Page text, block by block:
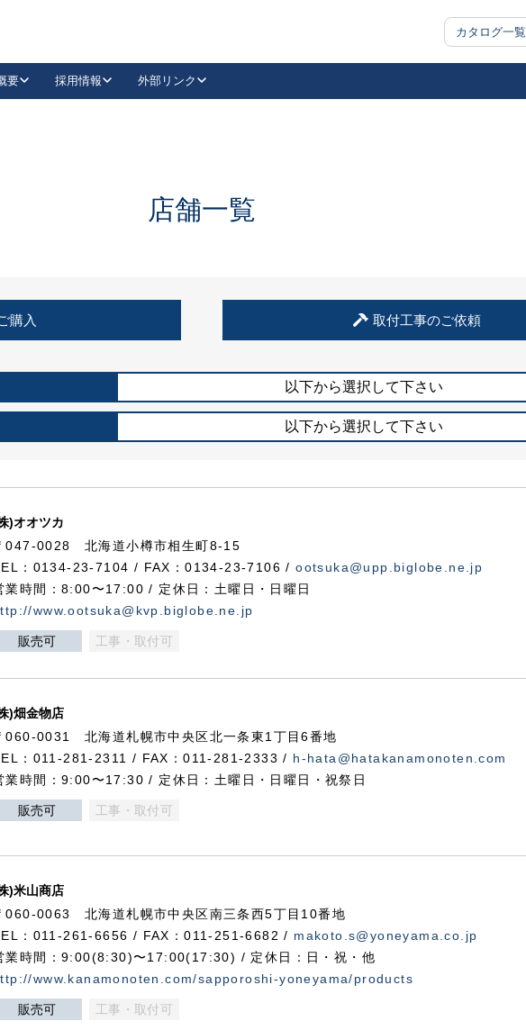
カタログ一覧
抗ウイルス・抗菌製品
要 採用情報 外部リンク
LinkedIn
住宅使用部材標準化推進協議会
店舗一覧
購入 取付工事のご依頼
以下から選択して下さい
以下から選択して下さい
)オオツカ
047-0028 北海道小樽市相生町8-15
：0134-23-7104 / FAX：0134-23-7106 /ootsuka@upp.biglobe.ne.jp
業時間：8:00〜17:00 / 定休日：土曜日・日曜日
www.ootsuka@kvp.biglobe.ne.jp
販売可 工事・取付可
)畑金物店
060-0031 北海道札幌市中央区北一条東1丁目6番地
：011-281-2311 / FAX：011-281-2333 / h-hata@hatakanamonoten.com
業時間：9:00〜17:30 / 定休日：土曜日・日曜日・祝祭日
販売可 工事・取付可
)米山商店
060-0063 北海道札幌市中央区南三条西5丁目10番地
：011-261-6656 / FAX：011-251-6682 / makoto.s@yoneyama.co.jp
業時間：9:00(8:30)〜17:00(17:30) / 定休日：日・祝・他
www.kanamonoten.com/sapporoshi-yoneyama/products
販売可 工事・取付可